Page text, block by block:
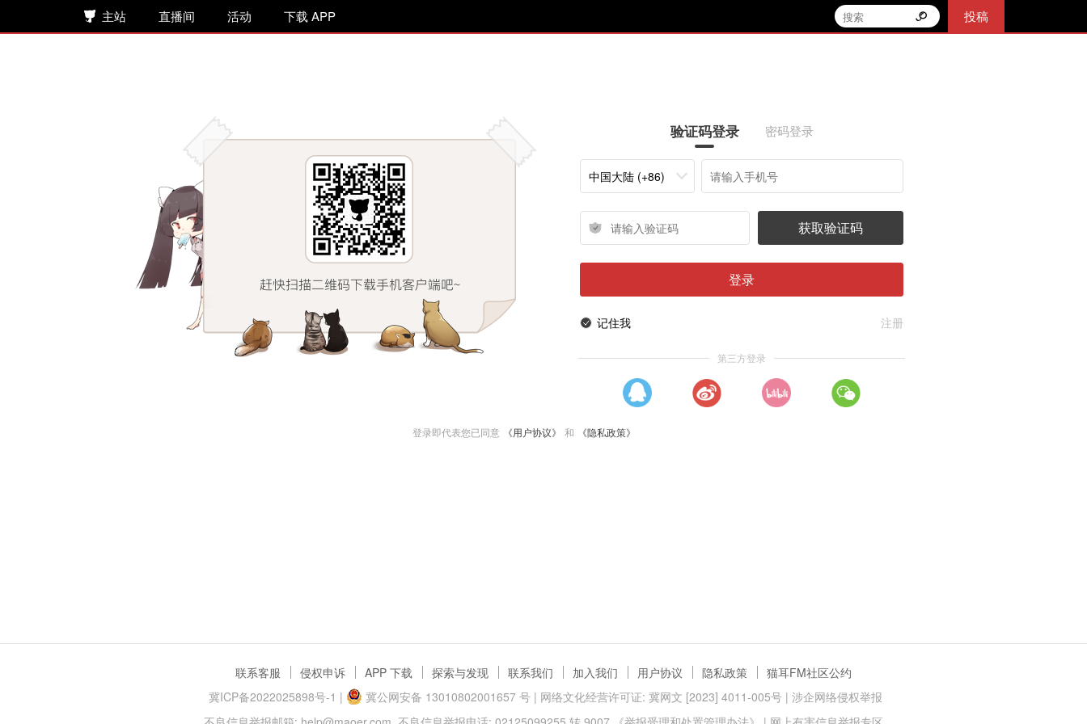
主站 直播间 活动 下载 APP 投稿
验证码登录 密码登录
中国大陆 (+86)
获取验证码
登录
记住我 注册
第三方登录
登录即代表您已同意 《用户协议》 和 《隐私政策》
联系客服 侵权申诉 APP 下载 探索与发现 联系我们 加入我们 用户协议 隐私政策
猫耳FM社区公约
冀ICP备2022025898号-1 | 冀公网安备 13010802001657 号| 网络文化经营许可证: 冀网文 [2023] 4011-005号 | 涉企网络侵权举报